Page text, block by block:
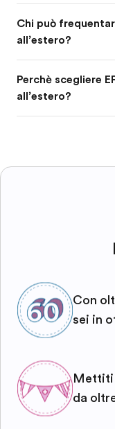
Chi può
all’estero?
Perchè scegliere
all’estero?
Con
sei in
Mettiti
da